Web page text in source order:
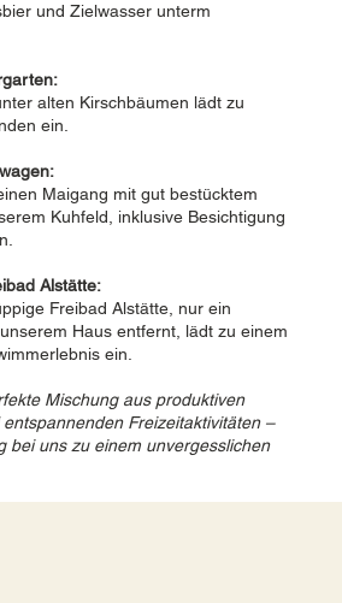
und Zielwasser unterm
alten Kirschbäumen lädt zu
ein.
Maigang mit gut bestücktem
Kuhfeld, inklusive Besichtigung
Alstätte:
Freibad Alstätte, nur ein
Haus entfernt, lädt zu einem
ein.
Mischung aus produktiven
Freizeitaktivitäten –
bei uns zu einem unvergesslichen